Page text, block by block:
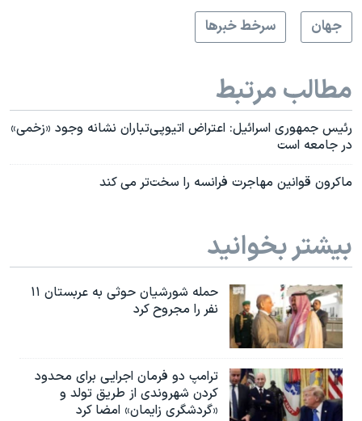
جهان
سرخط خبرها
مطالب مرتبط
رئیس جمهوری اسرائیل: اعتراض اتيوپی‌تباران نشانه وجود «زخمی»
در جامعه است
ماکرون قوانین مهاجرت فرانسه را سخت‌تر می کند
بیشتر بخوانید
حمله شورشیان حوثی به عربستان ۱۱
نفر را مجروح کرد
ترامپ دو فرمان اجرایی برای محدود
کردن شهروندی از طریق تولد و
«گردشگری زایمان» امضا کرد